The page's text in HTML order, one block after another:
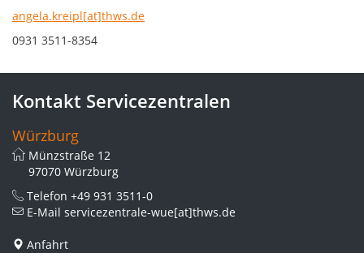
angela.kreipl[at]thws.de
0931 3511-8354
Kontakt Servicezentralen
Würzburg
Münzstraße 12
97070 Würzburg
Telefon +49 931 3511-0
E-Mail servicezentrale-wue[at]thws.de
Anfahrt